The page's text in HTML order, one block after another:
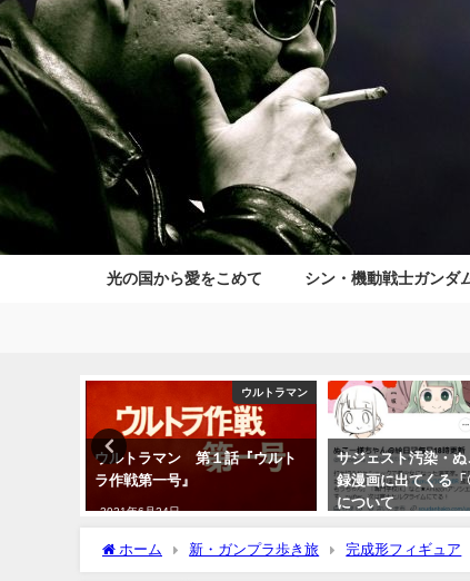
光の国から愛をこめて シン・機動戦士ガンダ
大河日々徒然
サジェスト汚染・ぬこー様の実
録漫画に出てくる「〇〇大〇」
『戦国自衛隊』誰
った究極メディア
画編
ホーム 新・ガンプラ歩き旅 完成形フィギュア
セット ピーボフィギュア